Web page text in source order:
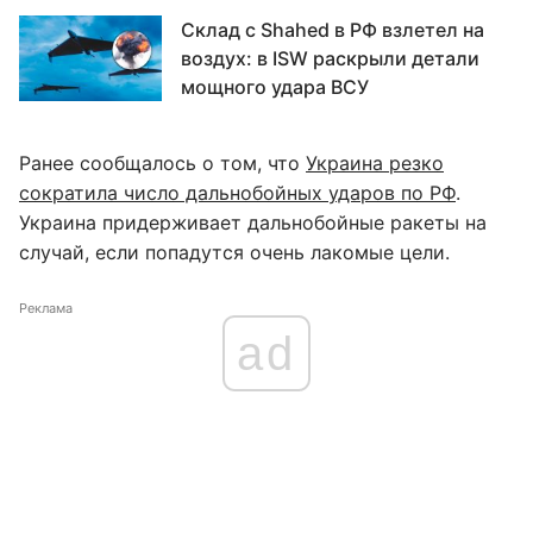
Склад с Shahed в РФ взлетел на
воздух: в ISW раскрыли детали
мощного удара ВСУ
Ранее сообщалось о том, что Украина резко
сократила число дальнобойных ударов по РФ.
Украина придерживает дальнобойные ракеты на
случай, если попадутся очень лакомые цели.
Реклама
ad